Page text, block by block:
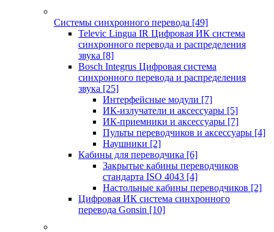
Системы синхронного перевода [49]
Televic Lingua IR Цифровая ИК система
синхронного перевода и распределения
звука [8]
Bosch Integrus Цифровая система
синхронного перевода и распределения
звука [25]
Интерфейсные модули [7]
ИК-излучатели и аксессуары [5]
ИК-приемники и аксессуары [7]
Пульты переводчиков и аксессуары [4]
Наушники [2]
Кабины для переводчика [6]
Закрытые кабины переводчиков
стандарта ISO 4043 [4]
Настольные кабины переводчиков [2]
Цифровая ИК система синхронного
перевода Gonsin [10]